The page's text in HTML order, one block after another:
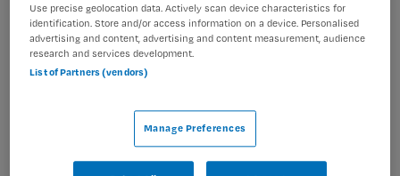
Deze vacature Open sollicitatie bij Eemhart is niet meer
actueel. Hieronder staan enkele vergelijkbare vacatures
die voor u wellicht interessant zijn.
Use precise geolocation data. Actively scan device characteristics for
identification. Store and/or access information on a device. Personalised
advertising and content, advertising and content measurement, audience
research and services development.
List of Partners (vendors)
Manage Preferences